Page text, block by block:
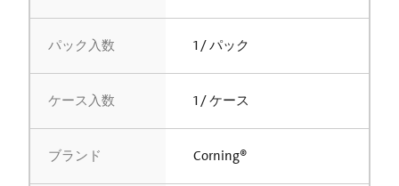
パック入数 1 / パック
ケース入数 1 / ケース
ブランド Corning®